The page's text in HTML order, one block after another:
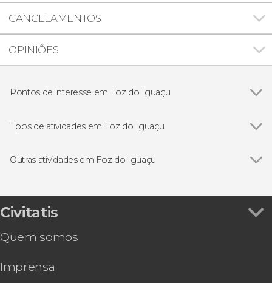
CANCELAMENTOS
OPINIÕES
Pontos de interesse em Foz do Iguaçu
Tipos de atividades em Foz do Iguaçu
Gastronomia e enoturismo
Trilha / Trekking
Outras atividades em Foz do Iguaçu
Passeio de catamarã com jantar
Espetáculo de luzes na Usina de Itaipu
Iguazú
Espetáculo no Madero Tango + Jantar
Civitatis
Quem somos
Imprensa